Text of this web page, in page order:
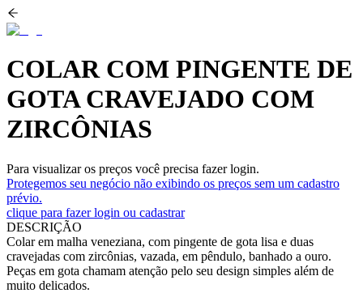
COLAR COM PINGENTE DE
GOTA CRAVEJADO COM
ZIRCÔNIAS
Para visualizar os preços você precisa fazer login.
Protegemos seu negócio não exibindo os preços sem um cadastro
prévio.
clique para fazer login ou cadastrar
DESCRIÇÃO
Colar em malha veneziana, com pingente de gota lisa e duas
cravejadas com zircônias, vazada, em pêndulo, banhado a ouro.
Peças em gota chamam atenção pelo seu design simples além de
muito delicados.